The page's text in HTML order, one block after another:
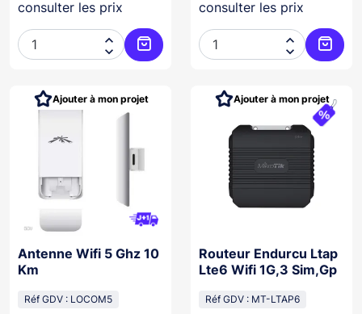
consulter les prix


Ajouter au panier
consulter les prix


Antenne Wifi 5 Ghz 10
Km
Réf GDV : LOCOM5
Ajouter à mon projet
Routeur Endurcu Ltap
Lte6 Wifi 1G,3 Sim,Gp
Réf GDV : MT-LTAP6
Ajouter à mon projet